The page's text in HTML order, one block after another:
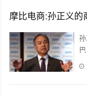
摩比电商:孙正义的